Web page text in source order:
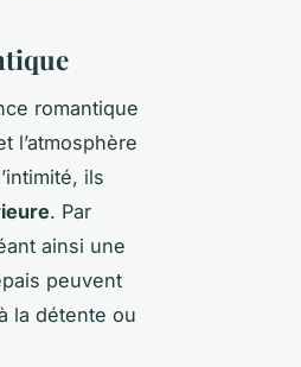
romantique
l’atmosphère
ils
. Par
ainsi une
peuvent
la détente ou